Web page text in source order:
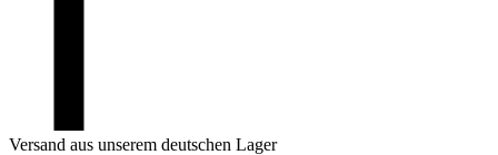
Versand aus unserem deutschen Lager